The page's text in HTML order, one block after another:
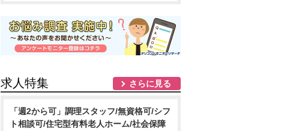
求人特集 さらに見る
「週2から可」調理スタッフ/無資格可/シフ
ト相談可/住宅型有料老人ホーム/社会保障